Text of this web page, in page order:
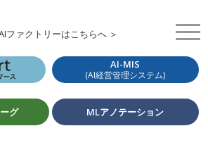
ファクトリーはこちらへ ＞
AI-MIS
(AI経営管理システム)
グ MLアノテーション